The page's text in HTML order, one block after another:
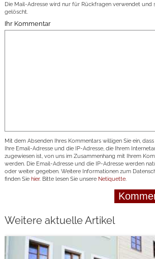
Die Mail-Adresse wird nur für Rückfragen verwendet und
gelöscht.
Ihr Kommentar
Mit dem Absenden Ihres Kommentars willigen Sie ein,
Ihre Email-Adresse und die IP-Adresse, die Ihrem
zugewiesen ist, von uns im Zusammenhang mit Ihrem
werden. Die Email-Adresse und die IP-Adresse werden
oder weiter gegeben. Weitere Informationen zum
finden Sie hier. Bitte lesen Sie unsere Netiquette.
Weitere aktuelle Artikel
weiterlesen